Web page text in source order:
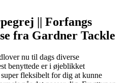
|| Forfangs
fra Gardner Tackle
nu til dags diverse
benyttede er i øjeblikket
fleksibelt for dig at kunne